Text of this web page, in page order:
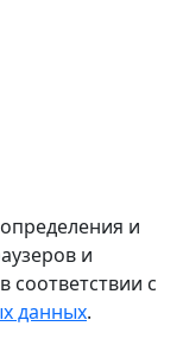
и
и
соответствии с
данных.